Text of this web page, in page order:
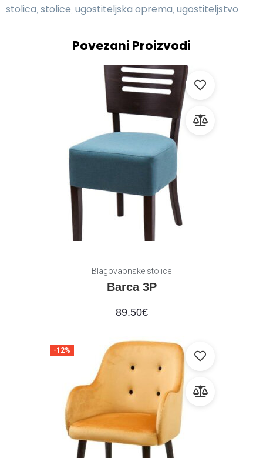
stolica, stolice, ugostiteljska oprema, ugostiteljstvo
Povezani Proizvodi
Blagovaonske stolice
Barca 3P
89.50€
-12%